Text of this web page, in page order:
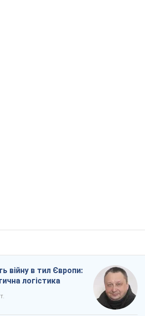
війну в тил Європи:
логістика